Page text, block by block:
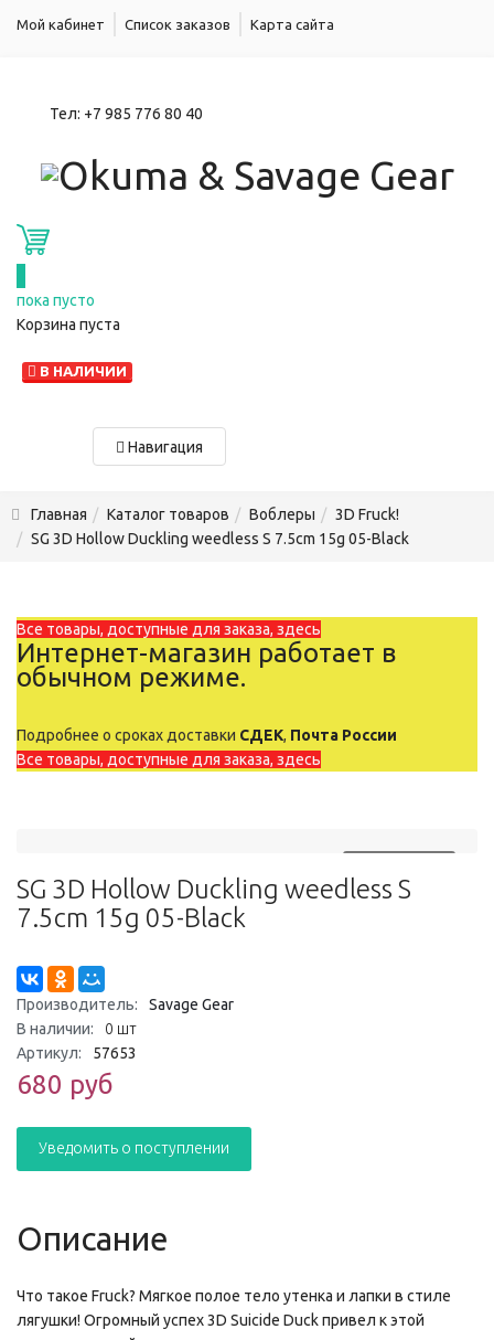
Мой кабинет Список заказов Карта сайта
Тел: +7 985 776 80 40
пока пусто
Корзина пуста
В НАЛИЧИИ
Навигация
Главная Каталог товаров Воблеры
3D Fruck!
SG 3D Hollow Duckling weedless S 7.5cm 15g 05-Black
Все товары, доступные для заказа, здесь
Интернет-магазин работает в
обычном режиме.
Подробнее о сроках доставки СДЕК, Почта России
Все товары, доступные для заказа, здесь
SG 3D Hollow Duckling weedless S
7.5cm 15g 05-Black
Производитель:
Savage Gear
В наличии:
0 шт
Артикул:
57653
680 руб
Уведомить о поступлении
Описание
Что такое Fruck? Мягкое полое тело утенка и лапки в стиле
лягушки! Огромный успех 3D Suicide Duck привел к этой